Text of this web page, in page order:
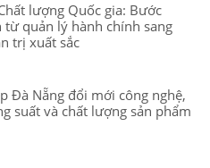
lượng Quốc gia: Bước
từ quản lý hành chính sang
trị xuất sắc
Đà Nẵng đổi mới công nghệ,
suất và chất lượng sản phẩm